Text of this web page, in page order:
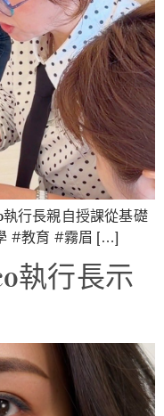
行長親自授課從基礎
#教育 #霧眉 […]
執行長示